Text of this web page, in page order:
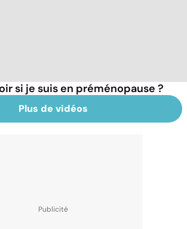
si je suis en préménopause ?
Plus de vidéos